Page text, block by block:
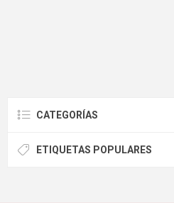
CATEGORÍAS
ETIQUETAS POPULARES